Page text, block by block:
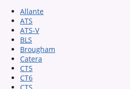
Allante
ATS
ATS-V
BLS
Brougham
Catera
CT5
CT6